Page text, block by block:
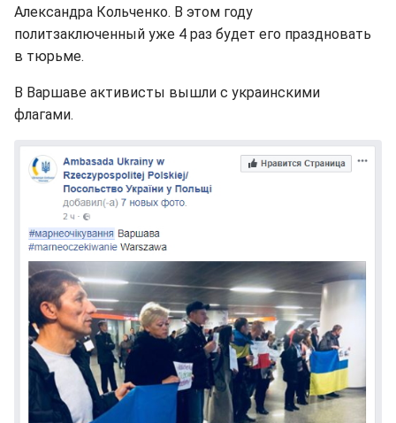
Александра Кольченко. В этом году
политзаключенный уже 4 раз будет его праздновать
в тюрьме.
В Варшаве активисты вышли с украинскими
флагами.